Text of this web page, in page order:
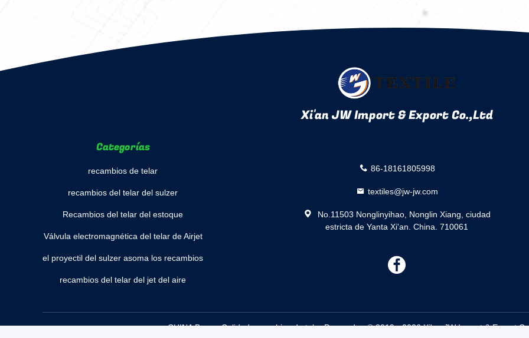
Xi'an JW Import & Export Co.,Ltd
Categorías
recambios de telar
recambios del telar del sulzer
Recambios del telar del estoque
Válvula electromagnética del telar de Airjet
el proyectil del sulzer asoma los recambios
recambios del telar del jet del aire
86-18161805998
textiles@jw-jw.com
No.11503 Nonglinyihao, Nonglin Xiang, ciudad
estricta de Yanta Xi'an. China. 710061
述
CHINA Bueno Calidad recambios de telar Proveedor. © 2019 - 2026 Xi'an JW Import & Export